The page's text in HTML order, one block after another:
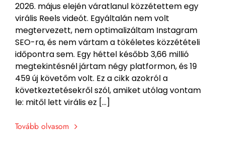
2026. május elején váratlanul közzétettem egy
virális Reels videót. Egyáltalán nem volt
megtervezett, nem optimalizáltam Instagram
SEO-ra, és nem vártam a tökéletes közzétételi
időpontra sem. Egy héttel később 3,66 millió
megtekintésnél jártam négy platformon, és 19
459 új követőm volt. Ez a cikk azokról a
következtetésekről szól, amiket utólag vontam
le: mitől lett virális ez […]
Tovább olvasom